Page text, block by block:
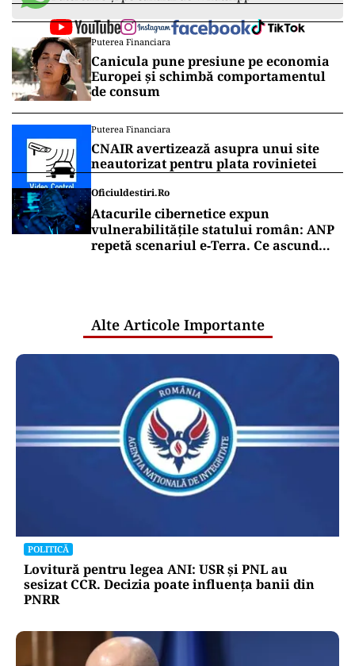
Puterea Financiara
Canicula pune presiune pe economia
Europei și schimbă comportamentul
de consum
Puterea Financiara
CNAIR avertizează asupra unui site
neautorizat pentru plata rovinietei
Oficiuldestiri.ro
Atacurile cibernetice expun
vulnerabilitățile statului român: ANP
repetă scenariul e‑Terra. Ce ascund
Alte Articole Importante
POLITICĂ
Lovitură pentru legea ANI: USR și PNL au
sesizat CCR. Decizia poate influența banii din
PNRR